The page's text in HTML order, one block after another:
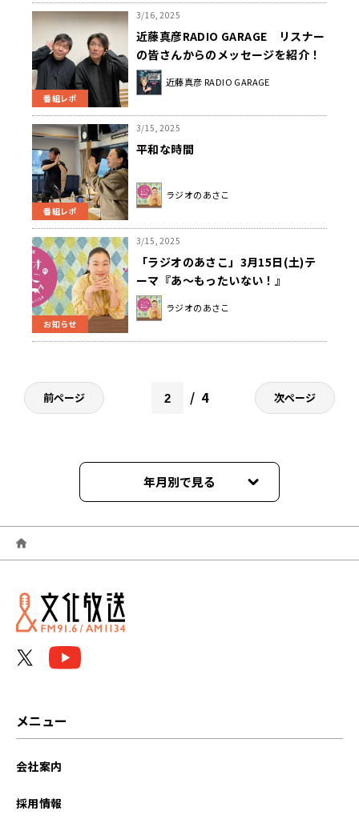
番組レポ
3/16, 2025
近藤真彦RADIO GARAGE リスナー
の皆さんからのメッセージを紹介！
近藤真彦 RADIO GARAGE
番組レポ
3/15, 2025
平和な時間
ラジオのあさこ
お知らせ
3/15, 2025
「ラジオのあさこ」3月15日(土)テ
ーマ『あ～もったいない！』
ラジオのあさこ
前ページ 4 次ページ
年月別で見る
2026年06月
2026年05月
2026年04月
メニュー
会社案内
採用情報